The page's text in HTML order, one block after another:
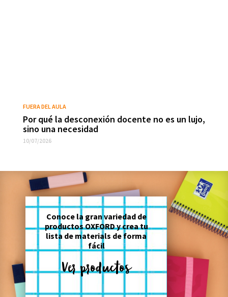
FUERA DEL AULA
Por qué la desconexión docente no es un lujo,
sino una necesidad
10/07/2026
Conoce la gran variedad de
productos OXFORD y crea tu
lista de materials de forma
fácil
Ver productos